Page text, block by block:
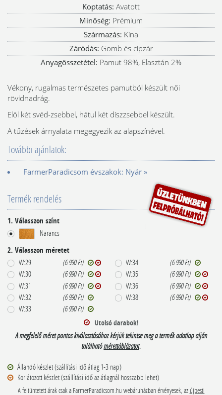
Koptatás: Avatott
Minőség: Prémium
Származás: Kína
Záródás: Gomb és cipzár
Anyagösszetétel: Pamut 98%, Elasztán 2%
Vékony, rugalmas természetes pamutból készült női
rövidnadrág.
Elöl két svéd-zsebbel, hátul két díszzsebbel készült.
A tűzések árnyalata megegyezik az alapszínével.
További ajánlatok:
FarmerParadicsom évszakok: Nyár »
Termék rendelés
1. Válasszon színt
Narancs
2. Válasszon méretet
W:29
(6 990 Ft)
W:30
(6 990 Ft)
W:31
(6 990 Ft)
W:32
(6 990 Ft)
W:33
(6 990 Ft)
W:34
(6 990 Ft)
W:35
(6 990 Ft)
W:36
(6 990 Ft)
W:38
(6 990 Ft)
Utolsó darabok!
A megfelelő méret pontos kiválasztásához kérjük tekintse meg a termék adatlap alján
találhatómérettáblázatot.
Állandó készlet (szállítási idő átlag 1-3 nap)
Korlátozott készlet (szállítási idő az átlagnál hosszabb lehet)
A feltüntetett árak csak a FarmerParadicsom.hu webáruházban érvényesek, az újpesti